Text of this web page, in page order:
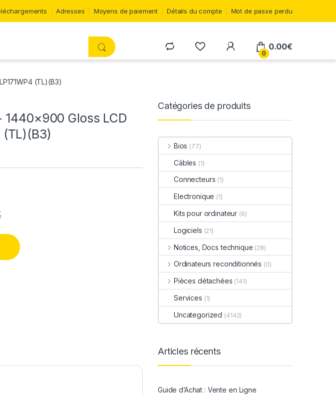
Adresses Moyens de paiement Détails du compte Mot de passe perdu
0
0.00€
(TL)(B3)
1440×900 Gloss LCD
(TL)(B3)
Catégories de produits
Bios (77)
Câbles (1)
Connecteurs (1)
Electronique (1)
Kits pour ordinateur (6)
Logiciels (21)
Notices, Docs technique (28)
Ordinateurs reconditionnés (0)
Pièces détachées (141)
Services (1)
Uncategorized (4142)
Articles récents
Guide d’Achat : Vente en Ligne